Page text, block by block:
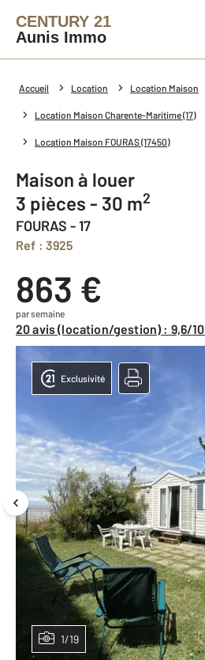
CENTURY 21
Aunis Immo
Accueil Location Location Maison
Location Maison Charente-Maritime (17)
Location Maison FOURAS (17450)
Maison à louer
3 pièces - 30 m2
FOURAS - 17
Ref : 3925
863 €
par semaine
20 avis (location/gestion) : 9,6/10
1/19
Exclusivité